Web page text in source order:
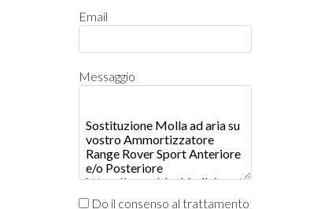
Email
Messaggio
Do il consenso al trattamento